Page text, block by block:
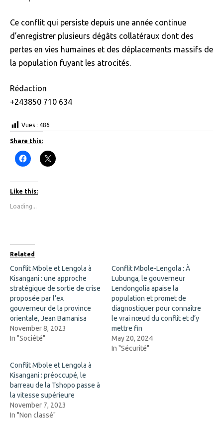
Ce conflit qui persiste depuis une année continue
d’enregistrer plusieurs dégâts collatéraux dont des
pertes en vies humaines et des déplacements massifs de
la population fuyant les atrocités.
Rédaction
+243850 710 634
Vues : 486
Share this:
C
l
k
t
o
h
F
a
e
b
o
o
k
(
O
p
e
n
s
i
w
i
n
d
o
w
)
C
l
p
e
n
s
i
n
n
e
w
w
i
)
Like this:
Loading...
Related
Conflit Mbole et Lengola à
Kisangani : une approche
stratégique de sortie de crise
proposée par l’ex
gouverneur de la province
orientale, Jean Bamanisa
November 8, 2023
In "Société"
Conflit Mbole-Lengola : À
Lubunga, le gouverneur
Lendongolia apaise la
population et promet de
diagnostiquer pour connaître
le vrai nœud du conflit et d’y
mettre fin
May 20, 2024
In "Sécurité"
Conflit Mbole et Lengola à
Kisangani : préoccupé, le
barreau de la Tshopo passe à
la vitesse supérieure
November 7, 2023
In "Non classé"